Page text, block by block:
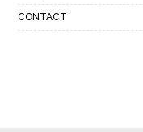
CONTACT